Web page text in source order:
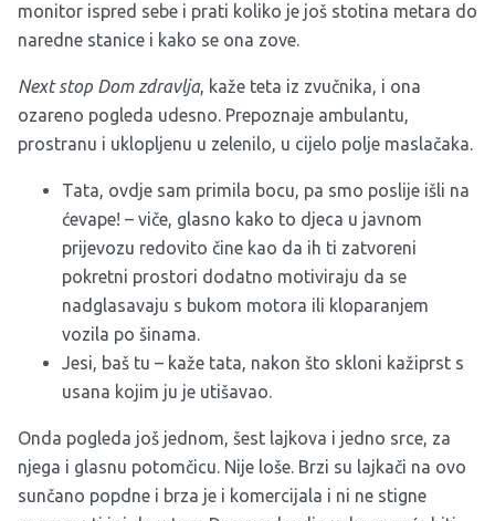
monitor ispred sebe i prati koliko je još stotina metara do
naredne stanice i kako se ona zove.
Next stop Dom zdravlja, kaže teta iz zvučnika, i ona
ozareno pogleda udesno. Prepoznaje ambulantu,
prostranu i uklopljenu u zelenilo, u cijelo polje maslačaka.
Tata, ovdje sam primila bocu, pa smo poslije išli na
ćevape! – viče, glasno kako to djeca u javnom
prijevozu redovito čine kao da ih ti zatvoreni
pokretni prostori dodatno motiviraju da se
nadglasavaju s bukom motora ili kloparanjem
vozila po šinama.
Jesi, baš tu – kaže tata, nakon što skloni kažiprst s
usana kojim ju je utišavao.
Onda pogleda još jednom, šest lajkova i jedno srce, za
njega i glasnu potomčicu. Nije loše. Brzi su lajkači na ovo
sunčano popdne i brza je i komercijala i ni ne stigne